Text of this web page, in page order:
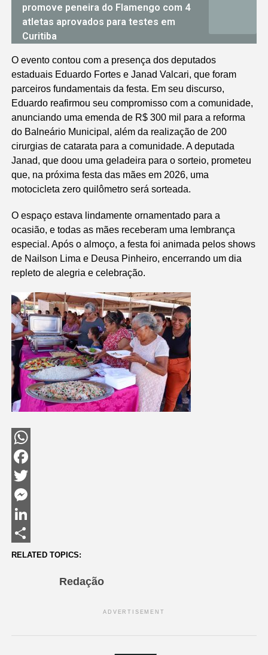
promove peneira do Flamengo com 4
atletas aprovados para testes em
Curitiba
O evento contou com a presença dos deputados
estaduais Eduardo Fortes e Janad Valcari, que foram
parceiros fundamentais da festa. Em seu discurso,
Eduardo reafirmou seu compromisso com a comunidade,
anunciando uma emenda de R$ 300 mil para a reforma
do Balneário Municipal, além da realização de 200
cirurgias de catarata para a comunidade. A deputada
Janad, que doou uma geladeira para o sorteio, prometeu
que, na próxima festa das mães em 2026, uma
motocicleta zero quilômetro será sorteada.
O espaço estava lindamente ornamentado para a
ocasião, e todas as mães receberam uma lembrança
especial. Após o almoço, a festa foi animada pelos shows
de Nailson Lima e Deusa Pinheiro, encerrando um dia
repleto de alegria e celebração.
WhatsApp
Facebook
Twitter
Messenger
LinkedIn
Share
RELATED TOPICS:
Redação
ADVERTISEMENT